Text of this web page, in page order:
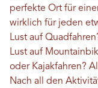
perfekte Ort für
wirklich für jeden
Lust auf
Lust auf
oder Kajakfahren?
Nach all den